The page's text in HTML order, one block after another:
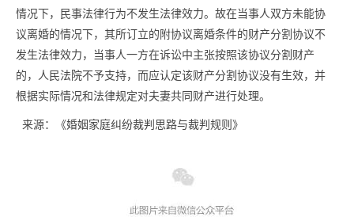
情况下，民事法律行为不发生法律效力。故在当事人双方未能协
议离婚的情况下，其所订立的附协议离婚条件的财产分割协议不
发生法律效力，当事人一方在诉讼中主张按照该协议分割财产
的，人民法院不予支持，而应认定该财产分割协议没有生效，并
根据实际情况和法律规定对夫妻共同财产进行处理。
来源：《婚姻家庭纠纷裁判思路与裁判规则》